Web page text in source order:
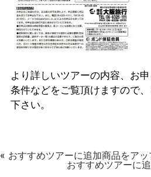
より詳しいツアーの内容、お
条件などをご覧頂けますので
下さい。
« おすすめツアーに追加商品をアッ
おすすめツアーに